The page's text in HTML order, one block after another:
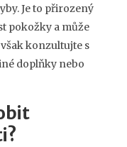
Je to přirozený
pokožky a může
konzultujte s
doplňky nebo